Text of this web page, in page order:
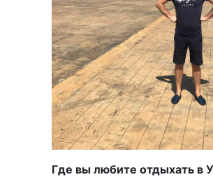
Где вы любите отдыхать в